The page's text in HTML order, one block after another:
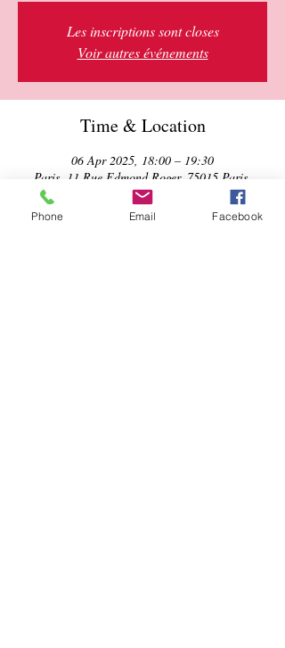
Les inscriptions sont closes
Voir autres événements
Time & Location
06 Apr 2025, 18:00 – 19:30
Paris, 11 Rue Edmond Roger, 75015 Paris,
France
Phone Email Facebook